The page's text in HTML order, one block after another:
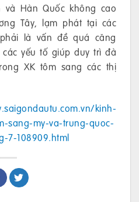
Hàn Quốc không cao
Tây, lạm phát tại các
là vấn đề quá căng
yếu tố giúp duy trì đà
XK tôm sang các thị
kinh-
sang-my-va-trung-quoc-
7-108909.html